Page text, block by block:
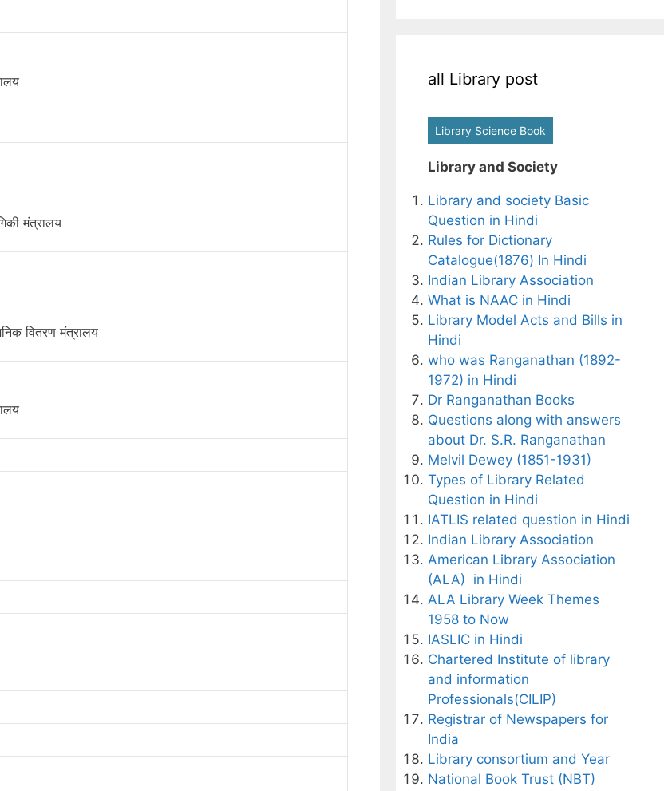
मंत्रालय
वितरण मंत्रालय
all Library post
Library Science Book
Library and Society
Library and society Basic
Question in Hindi
Rules for Dictionary
Catalogue(1876) In Hindi
Indian Library Association
What is NAAC in Hindi
Library Model Acts and Bills in
Hindi
who was Ranganathan (1892-
1972) in Hindi
Dr Ranganathan Books
Questions along with answers
about Dr. S.R. Ranganathan
Melvil Dewey (1851-1931)
Types of Library Related
Question in Hindi
IATLIS related question in Hindi
Indian Library Association
American Library Association
(ALA) in Hindi
ALA Library Week Themes
1958 to Now
IASLIC in Hindi
Chartered Institute of library
and information
Professionals(CILIP)
Registrar of Newspapers for
India
Library consortium and Year
National Book Trust (NBT)